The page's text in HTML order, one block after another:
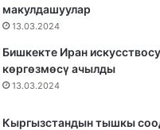
макулдашуулар
13.03.2024
Бишкекте Иран
көргөзмөсү ачылды
13.03.2024
Кыргызстандын тышкы